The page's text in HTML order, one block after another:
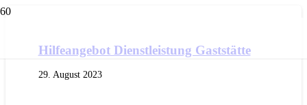
Hilfeangebot Dienstleistung Gaststätte
29. August 2023